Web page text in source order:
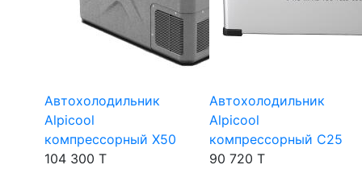
Автохолодильник
Alpicool
компрессорный X50
104 300 T
Автохолодильник
Alpicool
компрессорный C25
90 720 T